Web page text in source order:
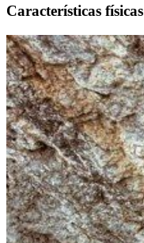
Características físicas